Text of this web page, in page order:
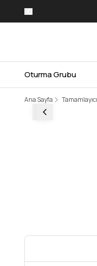
Oturma Grubu
Ana Sayfa